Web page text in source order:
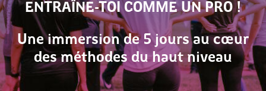
ENTRAÎNE-TOI COMME UN PRO !
Une immersion de 5 jours au cœur
des méthodes du haut niveau